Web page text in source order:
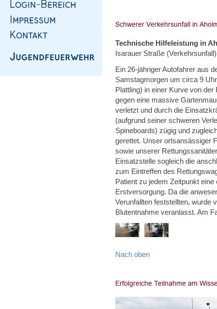
Technische Hilfeleistung in
Isarauer Straße (Verkehrsunfall)
Ein 26-jähriger Autofahrer aus
Samstagmorgen um circa 9
Plattling) in einer Kurve von
gegen eine massive
verletzt und durch die
(aufgrund seiner schweren
Spineboards) zügig und
gerettet. Unser ortsansässiger
sowie unserer
Einsatzstelle sogleich die
zum Eintreffen des
Patient zu jedem Zeitpunkt
Erstversorgung. Da die
Verunfallten feststellten, wurde
Blutentnahme veranlasst. Am
Nach oben